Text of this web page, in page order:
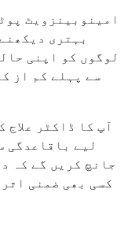
امینوبینزویٹ
بہتری
لوگوں کو اپنی
آپ کا ڈاکٹر
لیے باقاعدگی
جانچ کریں گے کہ
کسی بھی ضمنی